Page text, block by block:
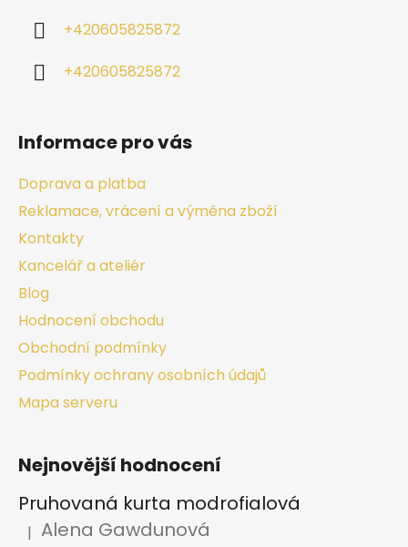
+420605825872
+420605825872
Informace pro vás
Doprava a platba
Reklamace, vrácení a výměna zboží
Kontakty
Kancelář a ateliér
Blog
Hodnocení obchodu
Obchodní podmínky
Podmínky ochrany osobních údajů
Mapa serveru
Nejnovější hodnocení
Pruhovaná kurta modrofialová
Hodnocení produktu je 5 z 5 hvězdiček.
| Alena Gawdunová